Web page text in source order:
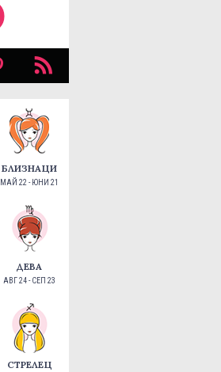
БЛИЗНАЦИ
МАЙ 22 - ЮНИ 21
ДЕВА
АВГ 24 - СЕП 23
СТРЕЛЕЦ